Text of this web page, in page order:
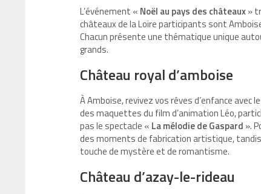
L’événement « Noël au pays des châteaux»
châteaux de la Loireparticipants sont
Chacun présente une thématique unique
grands.
Château royal d’amboise
À Amboise, revivez vosrêves d’enfance avec
des maquettes du film d’animation Léo,
pas le spectacle « La mélodie de Gaspard ».
des moments de fabrication artistique,
touche de mystère et de romantisme.
Château d’azay-le-rideau